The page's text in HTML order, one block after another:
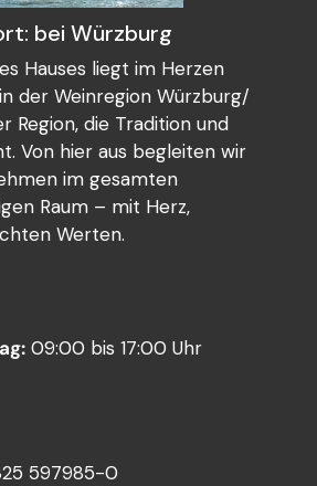
bei Würzburg
Hauses liegt im Herzen
der Weinregion Würzburg/
Region, die Tradition und
Von hier aus begleiten wir
im gesamten
Raum – mit Herz,
Werten.
09:00 bis 17:00 Uhr
597985-0